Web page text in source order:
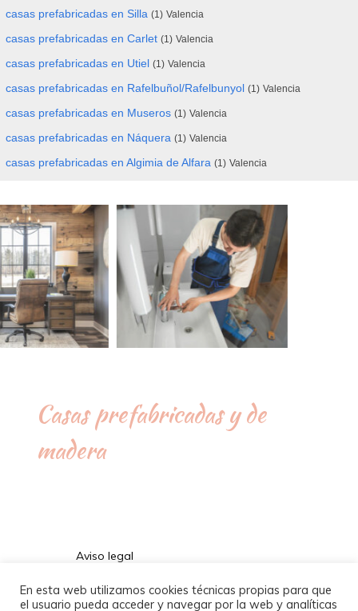
casas prefabricadas en Silla (1) Valencia
casas prefabricadas en Carlet (1) Valencia
casas prefabricadas en Utiel (1) Valencia
casas prefabricadas en Rafelbuñol/Rafelbunyol (1) Valencia
casas prefabricadas en Museros (1) Valencia
casas prefabricadas en Náquera (1) Valencia
casas prefabricadas en Algimia de Alfara (1) Valencia
Casas prefabricadas y de
madera
Aviso legal
Política de cookies
En esta web utilizamos cookies técnicas propias para que
el usuario pueda acceder y navegar por la web y analíticas